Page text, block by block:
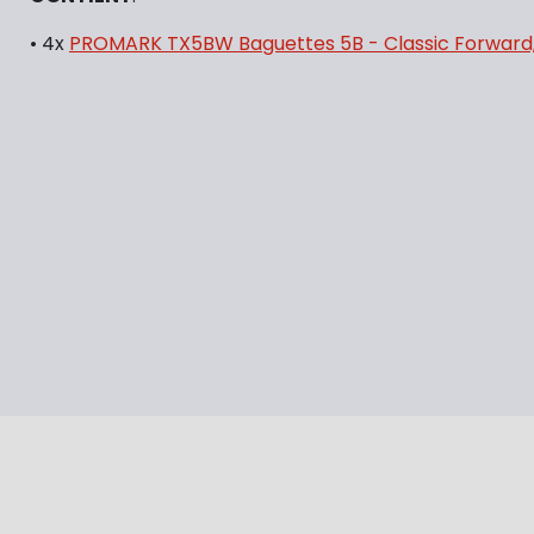
• 4x PROMARK TX5BW Baguettes 5B - Classic